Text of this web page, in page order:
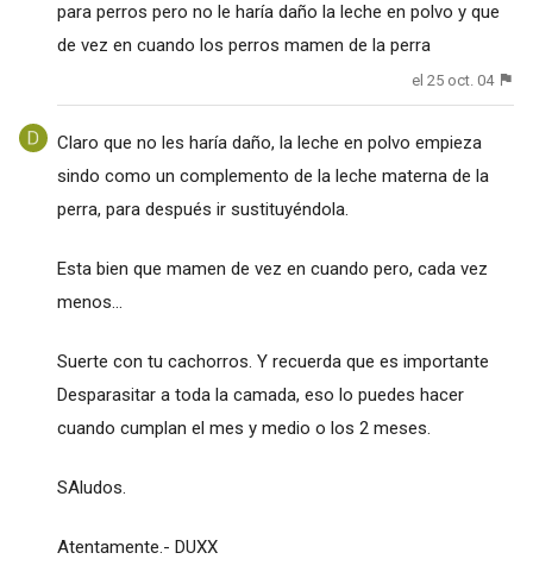
para perros pero no le haría daño la leche en polvo y que
de vez en cuando los perros mamen de la perra
el 25 oct. 04
Claro que no les haría daño, la leche en polvo empieza
sindo como un complemento de la leche materna de la
perra, para después ir sustituyéndola.
Esta bien que mamen de vez en cuando pero, cada vez
menos...
Suerte con tu cachorros. Y recuerda que es importante
Desparasitar a toda la camada, eso lo puedes hacer
cuando cumplan el mes y medio o los 2 meses.
SAludos.
Atentamente.- DUXX